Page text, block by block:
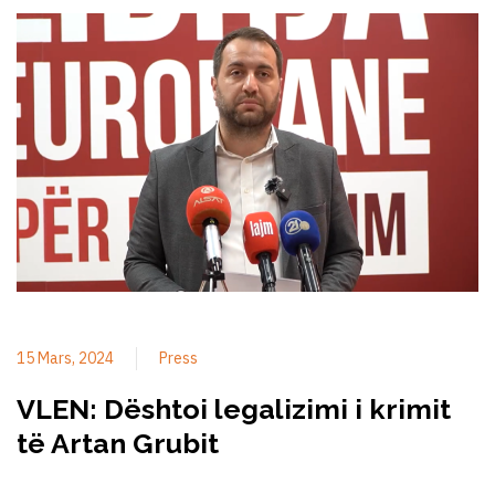
15 Mars, 2024 Press
VLEN: Dështoi legalizimi i krimit
të Artan Grubit